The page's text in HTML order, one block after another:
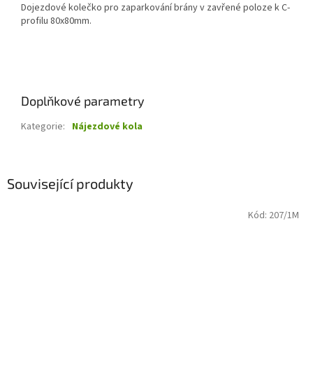
Související produkty
Kód: 207/1M
Dojezdové kolečko pro zaparkování brány v zavřené poloze k C-
profilu 80x80mm.
Doplňkové parametry
Kategorie: Nájezdové kola